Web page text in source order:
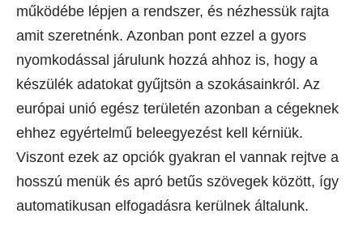
működébe lépjen a rendszer, és nézhessük rajta
amit szeretnénk. Azonban pont ezzel a gyors
nyomkodással járulunk hozzá ahhoz is, hogy a
készülék adatokat gyűjtsön a szokásainkról. Az
európai unió egész területén azonban a cégeknek
ehhez egyértelmű beleegyezést kell kérniük.
Viszont ezek az opciók gyakran el vannak rejtve a
hosszú menük és apró betűs szövegek között, így
automatikusan elfogadásra kerülnek általunk.